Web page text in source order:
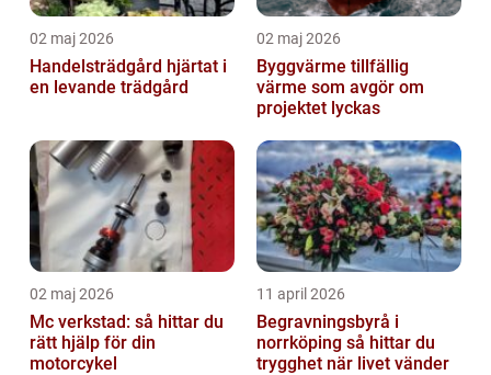
02 maj 2026
Handelsträdgård hjärtat i
en levande trädgård
02 maj 2026
Byggvärme tillfällig
värme som avgör om
projektet lyckas
02 maj 2026
Mc verkstad: så hittar du
rätt hjälp för din
motorcykel
11 april 2026
Begravningsbyrå i
norrköping så hittar du
trygghet när livet vänder